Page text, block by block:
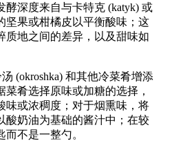
酵深度来自与卡特克 (katyk) 或
坚果或柑橘皮以平衡酸味；这
质地之间的差异，以及甜味如
(okroshka) 和其他冷菜肴增添
肴选择原味或加糖的选择，
味或浓稠度；对于烟熏味，将
酸奶油为基础的酱汁中；在较
不是一整勺。